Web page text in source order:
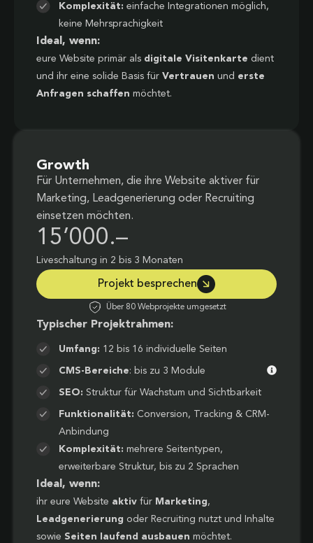
Komplexität: einfache Integrationen möglich,
keine Mehrsprachigkeit
Ideal, wenn:
eure Website primär als digitale Visitenkarte dient
und ihr eine solide Basis für Vertrauen und erste
Anfragen schaffen möchtet.
Growth
Für Unternehmen, die ihre Website aktiver für
Marketing, Leadgenerierung oder Recruiting
einsetzen möchten.
15’000.–
Liveschaltung in 2 bis 3 Monaten
Projekt besprechen
Über 80 Webprojekte umgesetzt
Typischer Projektrahmen:
Umfang: 12 bis 16 individuelle Seiten
CMS-Bereiche: bis zu 3 Module
SEO: Struktur für Wachstum und Sichtbarkeit
Funktionalität: Conversion, Tracking & CRM-
Anbindung
Komplexität: mehrere Seitentypen,
erweiterbare Struktur, bis zu 2 Sprachen
Ideal, wenn:
ihr eure Website aktiv für Marketing,
Leadgenerierung oder Recruiting nutzt und Inhalte
sowie Seiten laufend ausbauen möchtet.